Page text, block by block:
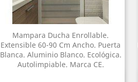
Mampara Ducha Enrollable.
Extensible 60-90 Cm Ancho. Puerta
Blanca. Aluminio Blanco. Ecológica.
Autolimpiable. Marca CE.